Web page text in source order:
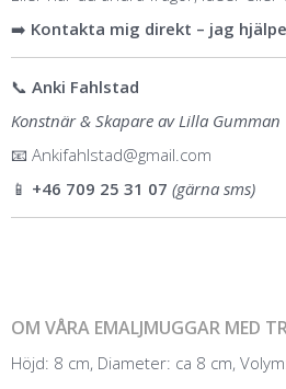
➡️ Kontakta mig direkt – jag
📞 Anki Fahlstad
Konstnär & Skapare av Lilla Gumman
📧 Ankifahlstad@gmail.com
📱 +46 709 25 31 07 (gärna sms)
OM VÅRA EMALJMUGGAR MED
Höjd: 8 cm, Diameter: ca 8 cm,